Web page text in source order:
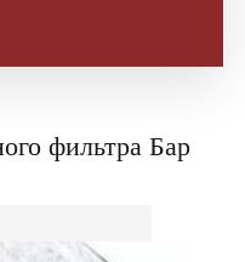
фильтра Бар